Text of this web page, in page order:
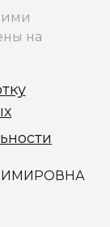
на